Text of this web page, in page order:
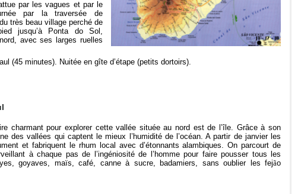
par les vagues et par le
par la traversée de
très beau village perché de
jusqu’à Ponta do Sol,
avec ses larges ruelles
(45 minutes). Nuitée en gîte d’étape (petits dortoirs).
charmant pour explorer cette vallée située au nord est de l’île. Grâce à son
des vallées qui captent le mieux l’humidité de l’océan. A partir de janvier les
et fabriquent le rhum local avec d’étonnants alambiques. On parcourt de
à chaque pas de l’ingéniosité de l’homme pour faire pousser tous les
goyaves, maïs, café, canne à sucre, badamiers, sans oublier les fejão